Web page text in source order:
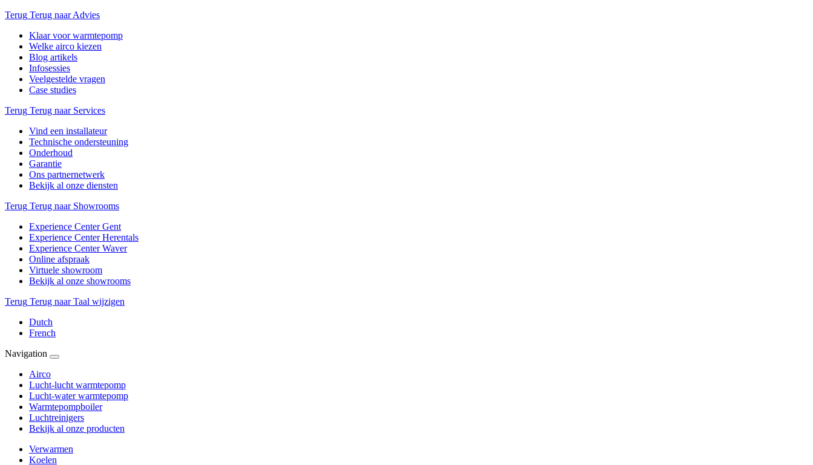
Terug Terug naar Advies
Klaar voor warmtepomp
Welke airco kiezen
Blog artikels
Infosessies
Veelgestelde vragen
Case studies
Terug Terug naar Services
Vind een installateur
Technische ondersteuning
Onderhoud
Garantie
Ons partnernetwerk
Bekijk al onze diensten
Terug Terug naar Showrooms
Experience Center Gent
Experience Center Herentals
Experience Center Waver
Online afspraak
Virtuele showroom
Bekijk al onze showrooms
Terug Terug naar Taal wijzigen
Dutch
French
Navigation
Airco
Lucht-lucht warmtepomp
Lucht-water warmtepomp
Warmtepompboiler
Luchtreinigers
Bekijk al onze producten
Verwarmen
Koelen